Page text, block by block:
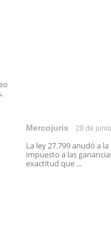
Mercojuris 28 de
La ley 27.799 anudó a
impuesto a las
exactitud que ...